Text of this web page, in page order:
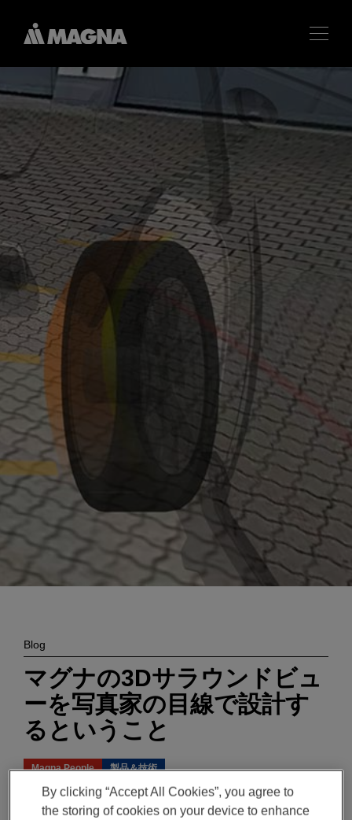
検索
Blog
マグナの3Dサラウンドビュ
ーを写真家の目線で設計す
るということ
Magna People 製品＆技術
ADAS近距離・内装センシング担当製品開発ディレクター、Kevin Lu
12月 02, 20214-min read
By clicking “Accept All Cookies”, you agree to
the storing of cookies on your device to enhance